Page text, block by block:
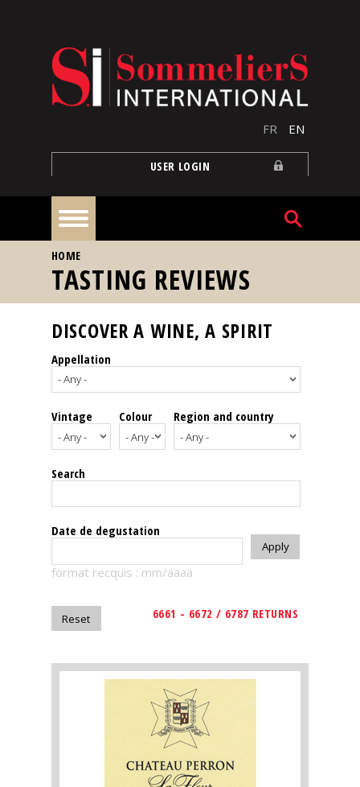
FR EN
USER LOGIN
Home
Our
events
Spirits
Tasting
reviews
The
magazine
Magazine
YOU ARE HERE
HOME
TASTING REVIEWS
DISCOVER A WINE, A SPIRIT
Appellation
Vintage Colour Region and country
Search
Date de degustation
format recquis : mm/aaaa
6661 - 6672 / 6787 RETURNS